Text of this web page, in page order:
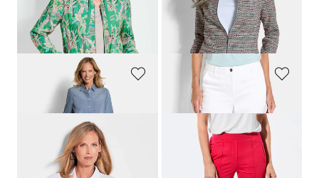
Meilleur prix sur 30 jours** :
139,95 €
(-14%)
Meilleur prix sur 30 jours** : 99,95 €
Robe aspect jean, en pur coton
169,95 €
GOLDNER
119,95 €
Meilleur prix sur 30 jours** : 89,95 €